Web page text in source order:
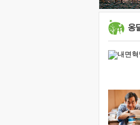
못된 꼰
너무
옹